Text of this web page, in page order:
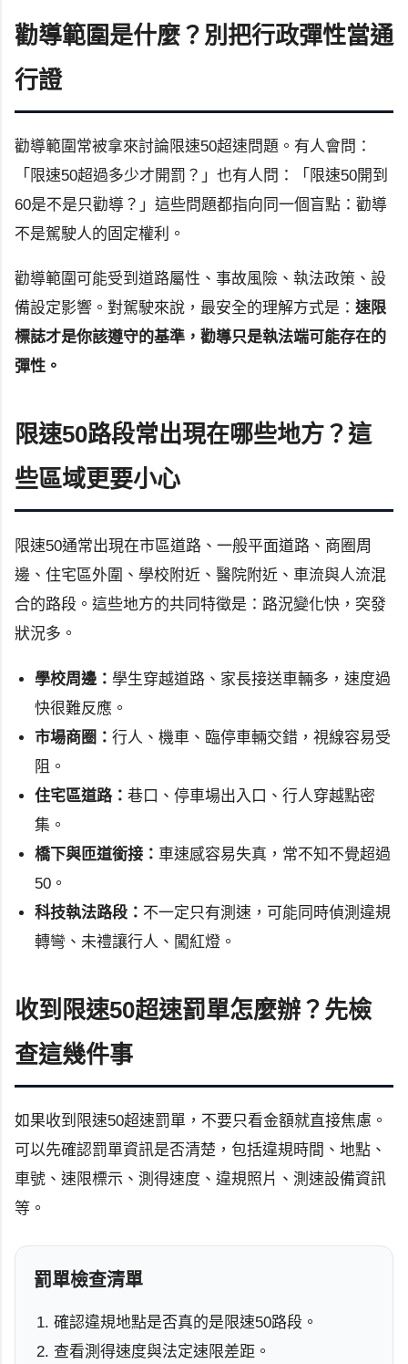
勸導範圍是什麼？別把行政彈性當通
行證
勸導範圍常被拿來討論限速50超速問題。有人會問：
「限速50超過多少才開罰？」也有人問：「限速50開到
60是不是只勸導？」這些問題都指向同一個盲點：勸導
不是駕駛人的固定權利。
勸導範圍可能受到道路屬性、事故風險、執法政策、設
備設定影響。對駕駛來說，最安全的理解方式是： 速限
標誌才是你該遵守的基準，勸導只是執法端可能存在的
彈性。
限速50路段常出現在哪些地方？這
些區域更要小心
限速50通常出現在市區道路、一般平面道路、商圈周
邊、住宅區外圍、學校附近、醫院附近、車流與人流混
合的路段。這些地方的共同特徵是：路況變化快，突發
狀況多。
學校周邊： 學生穿越道路、家長接送車輛多，速度過
快很難反應。
市場商圈： 行人、機車、臨停車輛交錯，視線容易受
阻。
住宅區道路： 巷口、停車場出入口、行人穿越點密
集。
橋下與匝道銜接： 車速感容易失真，常不知不覺超過
50。
科技執法路段： 不一定只有測速，可能同時偵測違規
轉彎、未禮讓行人、闖紅燈。
收到限速50超速罰單怎麼辦？先檢
查這幾件事
如果收到限速50超速罰單，不要只看金額就直接焦慮。
可以先確認罰單資訊是否清楚，包括違規時間、地點、
車號、速限標示、測得速度、違規照片、測速設備資訊
等。
罰單檢查清單
確認違規地點是否真的是限速50路段。
查看測得速度與法定速限差距。